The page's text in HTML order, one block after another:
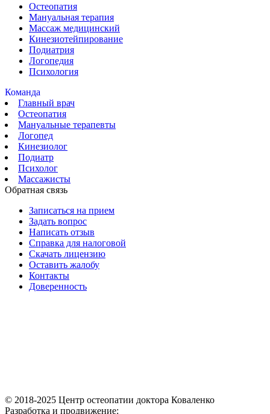
Остеопатия
Мануальная терапия
Массаж медицинский
Кинезиотейпирование
Подиатрия
Логопедия
Психология
Команда
Главный врач
Остеопатия
Мануальные терапевты
Логопед
Кинезиолог
Подиатр
Психолог
Массажисты
Обратная связь
Записаться на прием
Задать вопрос
Написать отзыв
Справка для налоговой
Скачать лицензию
Оставить жалобу
Контакты
Доверенность
© 2018-2025 Центр остеопатии доктора Коваленко
Разработка и продвижение: